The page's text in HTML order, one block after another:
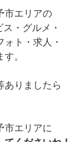
市エリアの
・グルメ・
ト・求人・
。
ありましたら
市エリアに